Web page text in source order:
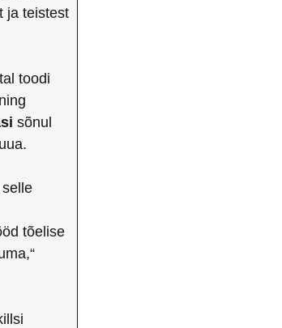
ja teistest
toodi
sõnul
tõelise